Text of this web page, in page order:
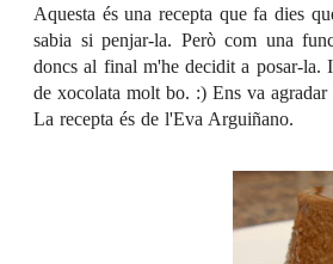
Aquesta és una recepta que fa dies
sabia si penjar-la. Però com una
doncs al final m'he decidit a posar-la.
de xocolata molt bo. :) Ens va
La recepta és de l'Eva Arguiñano.